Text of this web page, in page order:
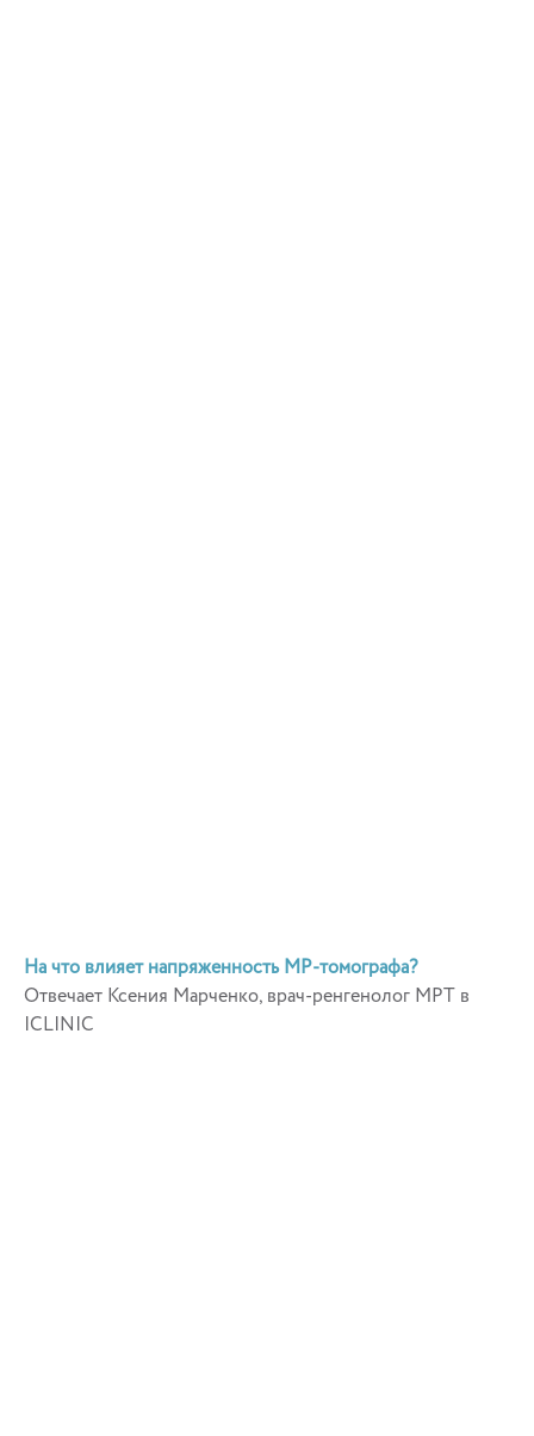
На что влияет напряженность МР-томографа?
Отвечает Ксения Марченко, врач-ренгенолог МРТ в
ICLINIC